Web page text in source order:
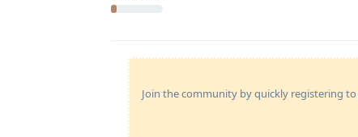
Join the community by quickly registering